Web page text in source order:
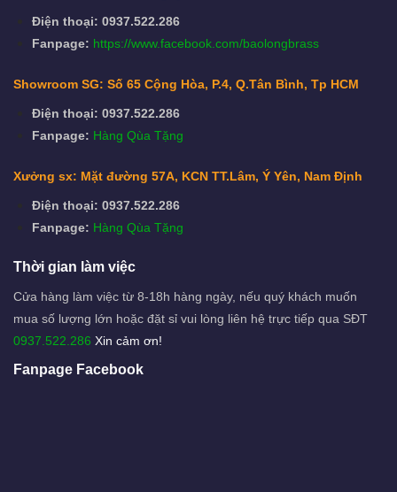
Điện thoại: 0937.522.286
Fanpage: https://www.facebook.com/baolongbrass
Showroom SG: Số 65 Cộng Hòa, P.4, Q.Tân Bình, Tp HCM
Điện thoại: 0937.522.286
Fanpage: Hàng Qùa Tặng
Xưởng sx: Mặt đường 57A, KCN TT.Lâm, Ý Yên, Nam Định
Điện thoại: 0937.522.286
Fanpage: Hàng Qùa Tặng
Thời gian làm việc
Cửa hàng làm việc từ 8-18h hàng ngày, nếu quý khách muốn
mua số lượng lớn hoặc đặt sỉ vui lòng liên hệ trực tiếp qua SĐT
0937.522.286 Xin cảm ơn!
Fanpage Facebook